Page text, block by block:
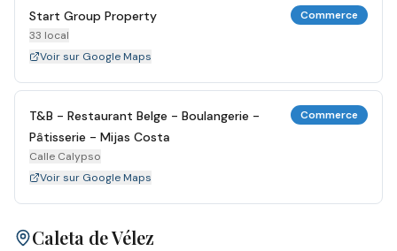
Start Group Property
33 local
Commerce
Voir sur Google Maps
T&B - Restaurant Belge - Boulangerie -
Pâtisserie - Mijas Costa
Calle Calypso
Commerce
Voir sur Google Maps
Caleta de Vélez